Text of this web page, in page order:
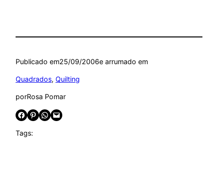
Publicado em25/09/2006e arrumado em
Quadrados, Quilting
porRosa Pomar
Share on Facebook Share on Pinterest Share on WhatsApp Email this Page
Tags: